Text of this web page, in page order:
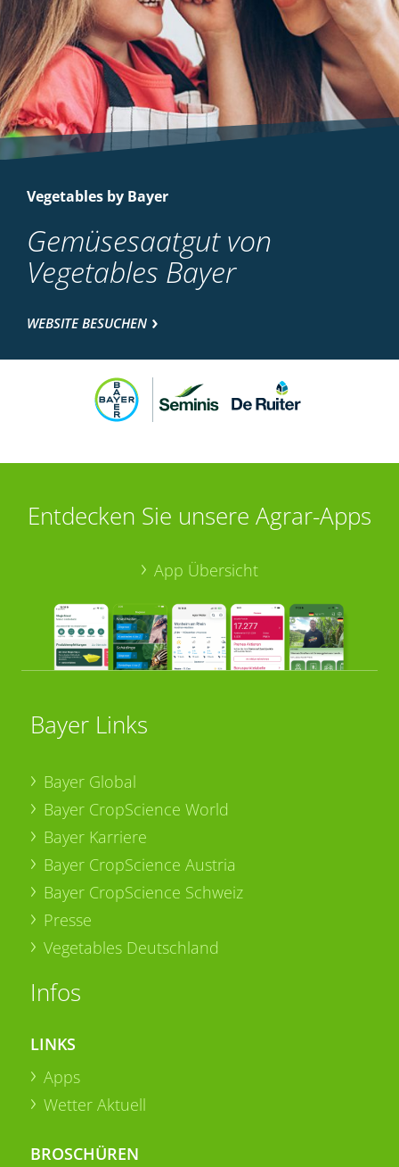
Vegetables by Bayer
Gemüsesaatgut von
Vegetables Bayer
WEBSITE BESUCHEN
Entdecken Sie unsere Agrar-Apps
App Übersicht
Bayer Links
Bayer Global
Bayer CropScience World
Bayer Karriere
Bayer CropScience Austria
Bayer CropScience Schweiz
Presse
Vegetables Deutschland
Infos
LINKS
Apps
Wetter Aktuell
BROSCHÜREN